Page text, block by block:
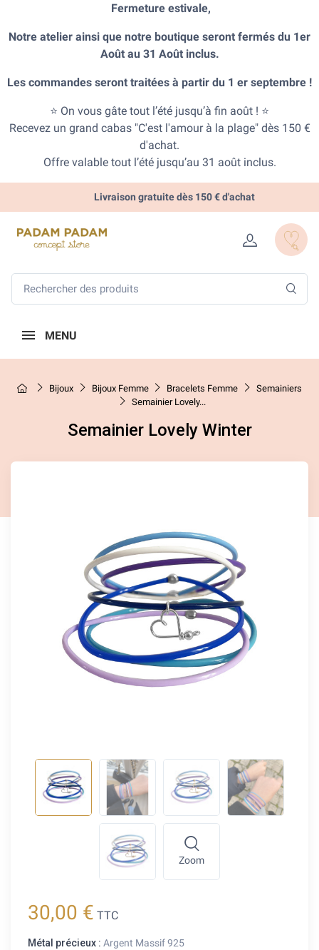
Fermeture estivale,
Notre atelier ainsi que notre boutique seront fermés du 1er
Août au 31 Août inclus.
Les commandes seront traitées à partir du 1 er septembre !
⭐ On vous gâte tout l’été jusqu’à fin août ! ⭐
Recevez un grand cabas "C'est l'amour à la plage" dès 150 €
d'achat.
Offre valable tout l’été jusqu’au 31 août inclus.
Livraison gratuite dès 150 € d'achat
MENU
Bijoux Bijoux Femme Bracelets Femme
Semainiers
Semainier Lovely...
Semainier Lovely Winter
Zoom
30,00 € TTC
Métal précieux : Argent Massif 925